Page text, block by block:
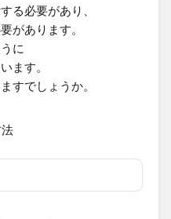
る必要があり、
があります。
に
ます。
すでしょうか。